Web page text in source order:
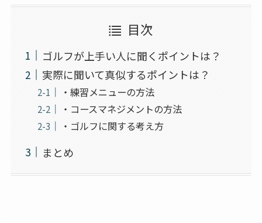
目次
ゴルフが上手い人に聞くポイントは？
実際に聞いて真似するポイントは？
・練習メニューの方法
・コースマネジメントの方法
・ゴルフに関する考え方
まとめ